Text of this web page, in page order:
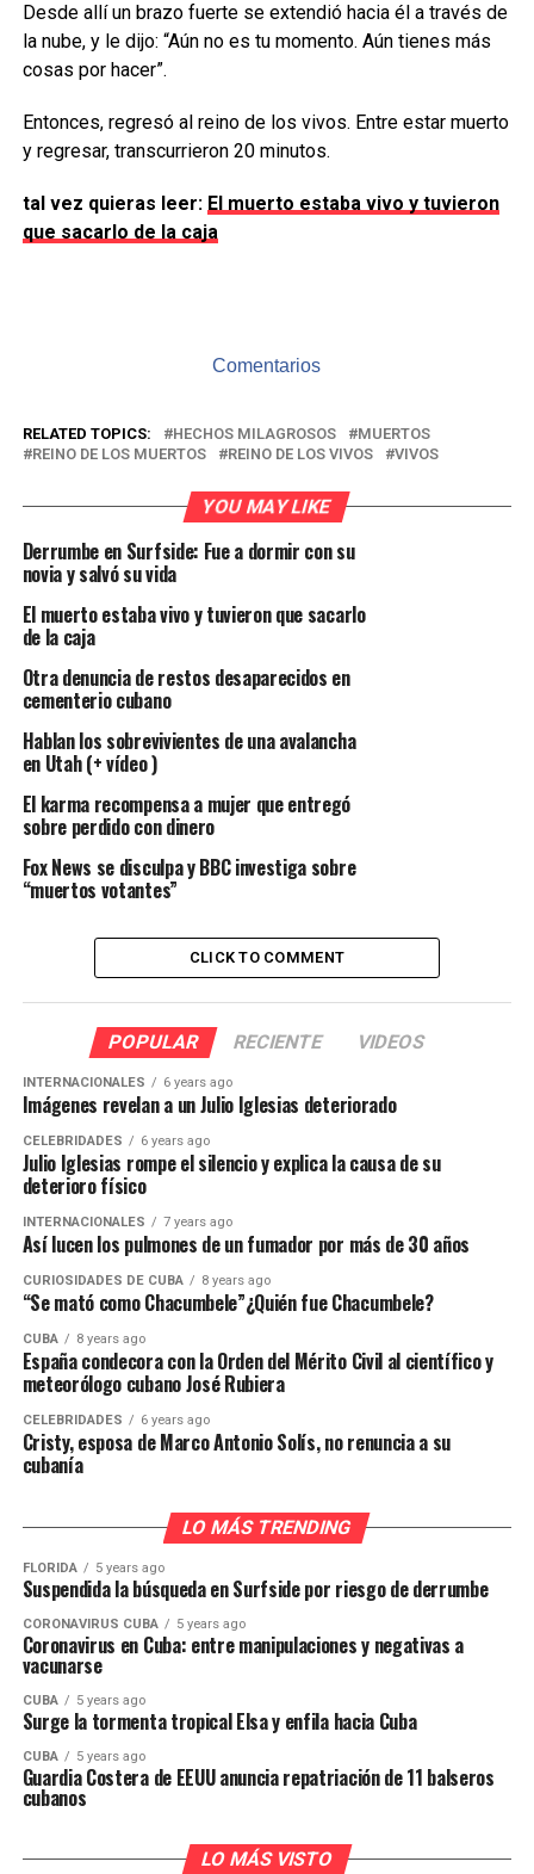
Desde allí un brazo fuerte se extendió hacia él a través de
la nube, y le dijo: “Aún no es tu momento. Aún tienes más
cosas por hacer”.
Entonces, regresó al reino de los vivos. Entre estar muerto
y regresar, transcurrieron 20 minutos.
tal vez quieras leer: El muerto estaba vivo y tuvieron
que sacarlo de la caja
Comentarios
RELATED TOPICS: HECHOS MILAGROSOS
MUERTOS
REINO DE LOS MUERTOS
REINO DE LOS VIVOS VIVOS
YOU MAY LIKE
Derrumbe en Surfside: Fue a dormir con su
novia y salvó su vida
El muerto estaba vivo y tuvieron que sacarlo
de la caja
Otra denuncia de restos desaparecidos en
cementerio cubano
Hablan los sobrevivientes de una avalancha
en Utah (+ vídeo )
El karma recompensa a mujer que entregó
sobre perdido con dinero
Fox News se disculpa y BBC investiga sobre
“muertos votantes”
CLICK TO COMMENT
POPULAR RECIENTE VIDEOS
INTERNACIONALES 6 years ago
Imágenes revelan a un Julio Iglesias deteriorado
CELEBRIDADES 6 years ago
Julio Iglesias rompe el silencio y explica la causa de su
deterioro físico
INTERNACIONALES 7 years ago
Así lucen los pulmones de un fumador por más de 30 años
CURIOSIDADES DE CUBA 8 years ago
“Se mató como Chacumbele”¿Quién fue Chacumbele?
CUBA 8 years ago
España condecora con la Orden del Mérito Civil al científico y
meteorólogo cubano José Rubiera
CELEBRIDADES 6 years ago
Cristy, esposa de Marco Antonio Solís, no renuncia a su
cubanía
LO MÁS TRENDING
FLORIDA 5 years ago
Suspendida la búsqueda en Surfside por riesgo de derrumbe
CORONAVIRUS CUBA 5 years ago
Coronavirus en Cuba: entre manipulaciones y negativas a
vacunarse
CUBA 5 years ago
Surge la tormenta tropical Elsa y enfila hacia Cuba
CUBA 5 years ago
Guardia Costera de EEUU anuncia repatriación de 11 balseros
cubanos
LO MÁS VISTO